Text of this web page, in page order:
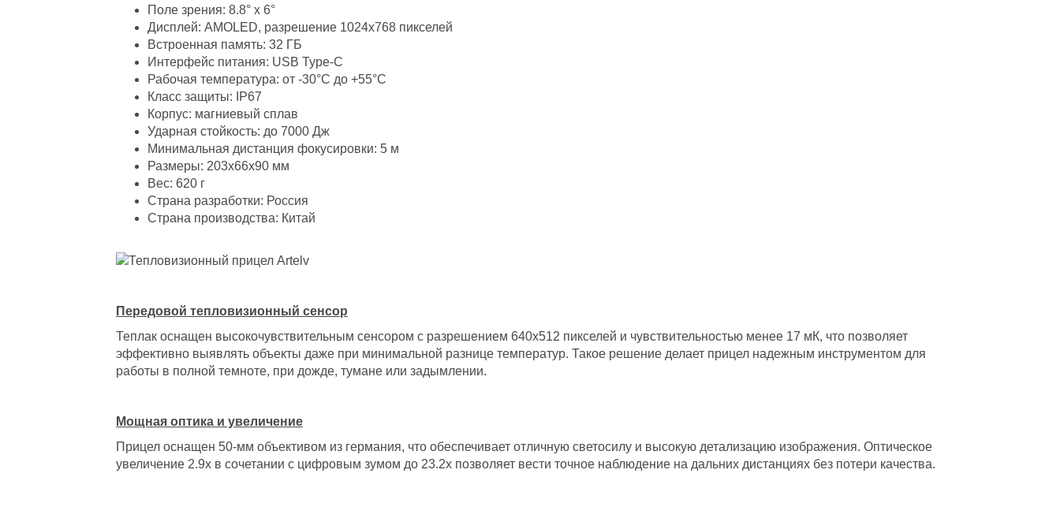
Поле зрения: 8.8° x 6°
Дисплей: AMOLED, разрешение 1024x768 пикселей
Встроенная память: 32 ГБ
Интерфейс питания: USB Type-C
Рабочая температура: от -30°C до +55°C
Класс защиты: IP67
Корпус: магниевый сплав
Ударная стойкость: до 7000 Дж
Минимальная дистанция фокусировки: 5 м
Размеры: 203x66x90 мм
Вес: 620 г
Страна разработки: Россия
Страна производства: Китай
Передовой тепловизионный сенсор
Теплак оснащен высокочувствительным сенсором с разрешением 640x512 пикселей и чувствительностью менее 17 мК, что позволяет
эффективно выявлять объекты даже при минимальной разнице температур. Такое решение делает прицел надежным инструментом для
работы в полной темноте, при дожде, тумане или задымлении.
Мощная оптика и увеличение
Прицел оснащен 50-мм объективом из германия, что обеспечивает отличную светосилу и высокую детализацию изображения. Оптическое
увеличение 2.9x в сочетании с цифровым зумом до 23.2x позволяет вести точное наблюдение на дальних дистанциях без потери качества.